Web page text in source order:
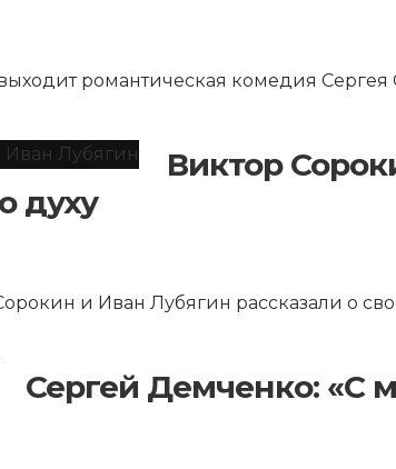
романтическая комедия Сергея
Виктор
духу
и Иван Лубягин рассказали о
Сергей Демченко: «С